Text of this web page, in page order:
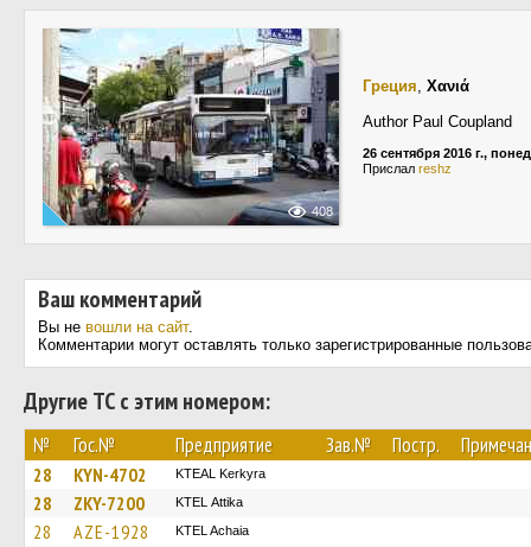
408
Греция, Χανιά
Author Paul Coupland
26 сентября 2016 г.,
Прислал reshz
Ваш комментарий
Вы не вошли на сайт.
Комментарии могут оставлять только зарегистрированные
Другие ТС с этим номером:
№ Гос.№ Предприятие Зав.№ Постр.
28 KYN-4702 KTEAL Kerkyra
28 ZKY-7200 KΤΕL Αttika
28 AZE-1928 KTEL Achaia